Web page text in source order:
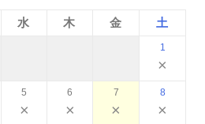
水 木 金 土
1
×
5
×
6
×
7
×
8
×